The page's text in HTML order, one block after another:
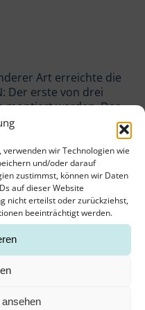
wir Technologien wie
und/oder darauf
zustimmst, können wir Daten
auf dieser Website
nicht erteilst oder zurückziehst,
beeinträchtigt werden.
Art erreichte die
Der erste von drei
montiert werden. Der
aus Stahlblech
mit dem zweiten.
verbindet,
Struktur, die
Nutzungseinheiten
einschließlich der
Eine besondere
sind die
Doch nicht nur die
Lieferung und
fordern die
Verfügung. Hier